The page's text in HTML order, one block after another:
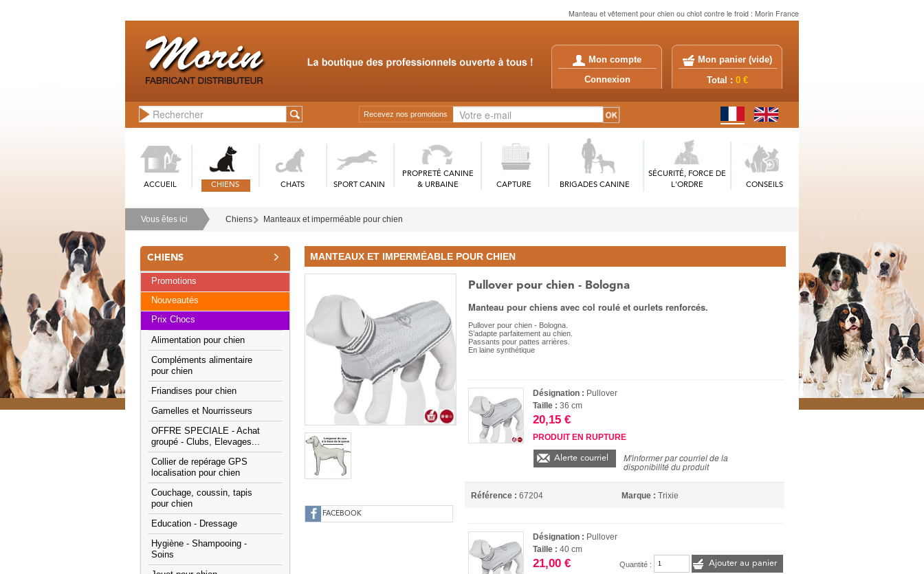
Manteau et vêtement pour chien ou chiot contre le froid : Morin France
Mon compte
Connexion
Mon panier (vide)
Total : 0 €
Recevez nos promotions
ACCUEIL CHIENS CHATS SPORT CANIN
PROPRETÉ CANINE
& URBAINE
CAPTURE BRIGADES CANINE
SÉCURITÉ, FORCE DE
L'ORDRE
CONSEILS
Vous êtes ici Chiens Manteaux et imperméable pour chien
CHIENS
Promotions
Nouveautés
Prix Chocs
Alimentation pour chien
Compléments alimentaire
pour chien
Friandises pour chien
Gamelles et Nourrisseurs
OFFRE SPECIALE - Achat
groupé - Clubs, Elevages...
Collier de repérage GPS
localisation pour chien
Couchage, coussin, tapis
pour chien
Education - Dressage
Hygiène - Shampooing -
Soins
MANTEAUX ET IMPERMÉABLE POUR CHIEN
FACEBOOK
Pullover pour chien - Bologna
Manteau pour chiens avec col roulé et ourlets renforcés.
Pullover pour chien - Bologna.
S’adapte parfaitement au chien.
Passants pour pattes arrières.
En laine synthétique
Désignation : Pullover
Taille :36 cm
20,15 €
PRODUIT EN RUPTURE
Alerte courriel M'informer par courriel de la
disponibilité du produit
Référence : 67204 Marque : Trixie
Désignation : Pullover
Taille :40 cm
21,00 € Quantité : Ajouter au panier